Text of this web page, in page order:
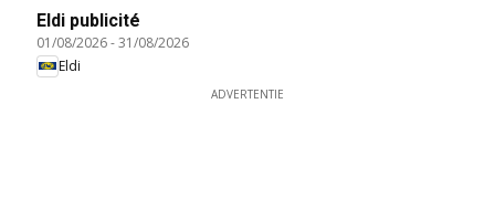
Eldi publicité
01/08/2026-31/08/2026
Eldi
ADVERTENTIE